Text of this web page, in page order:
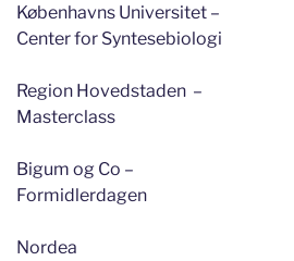
Københavns Universitet –
Center for Syntesebiologi
Region Hovedstaden –
Masterclass
Bigum og Co –
Formidlerdagen
Nordea